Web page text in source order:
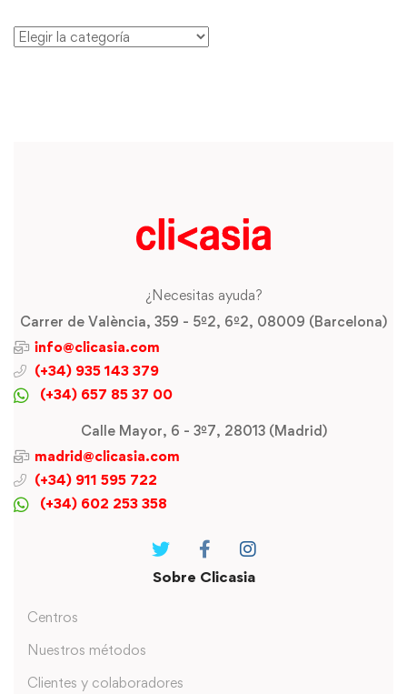
¿Necesitas ayuda?
Carrer de València, 359 - 5º2, 6º2, 08009 (Barcelona)
info@clicasia.com
(+34) 935 143 379
(+34) 657 85 37 00
Calle Mayor, 6 - 3º7, 28013 (Madrid)
madrid@clicasia.com
(+34) 911 595 722
(+34) 602 253 358
Sobre Clicasia
Centros
Nuestros métodos
Clientes y colaboradores